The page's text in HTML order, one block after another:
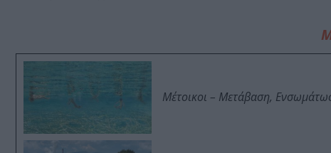
Μέτοικοι – Μετάβαση,